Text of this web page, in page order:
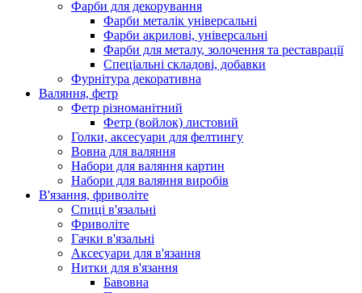
Фарби для декорування
Фарби металік універсальні
Фарби акрилові, універсальні
Фарби для металу, золочення та реставрації
Спеціальні складові, добавки
Фурнітура декоративна
Валяння, фетр
Фетр різноманітний
Фетр (войлок) листовий
Голки, аксесуари для фелтингу
Вовна для валяння
Набори для валяння картин
Набори для валяння виробів
В'язання, фриволіте
Спиці в'язальні
Фриволіте
Гачки в'язальні
Аксесуари для в'язання
Нитки для в'язання
Бавовна